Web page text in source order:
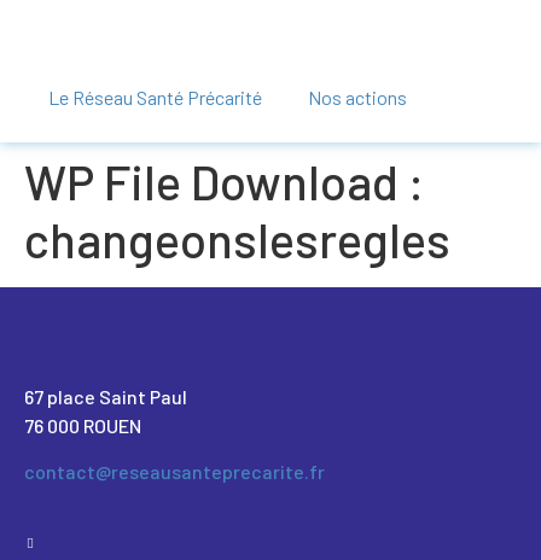
Le Réseau Santé Précarité Nos actions
WP File Download :
changeonslesregles
67 place Saint Paul
76 000 ROUEN
contact@reseausanteprecarite.fr